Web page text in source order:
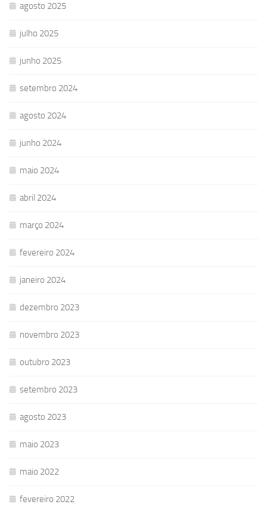
agosto 2025
julho 2025
junho 2025
setembro 2024
agosto 2024
junho 2024
maio 2024
abril 2024
março 2024
fevereiro 2024
janeiro 2024
dezembro 2023
novembro 2023
outubro 2023
setembro 2023
agosto 2023
maio 2023
maio 2022
fevereiro 2022